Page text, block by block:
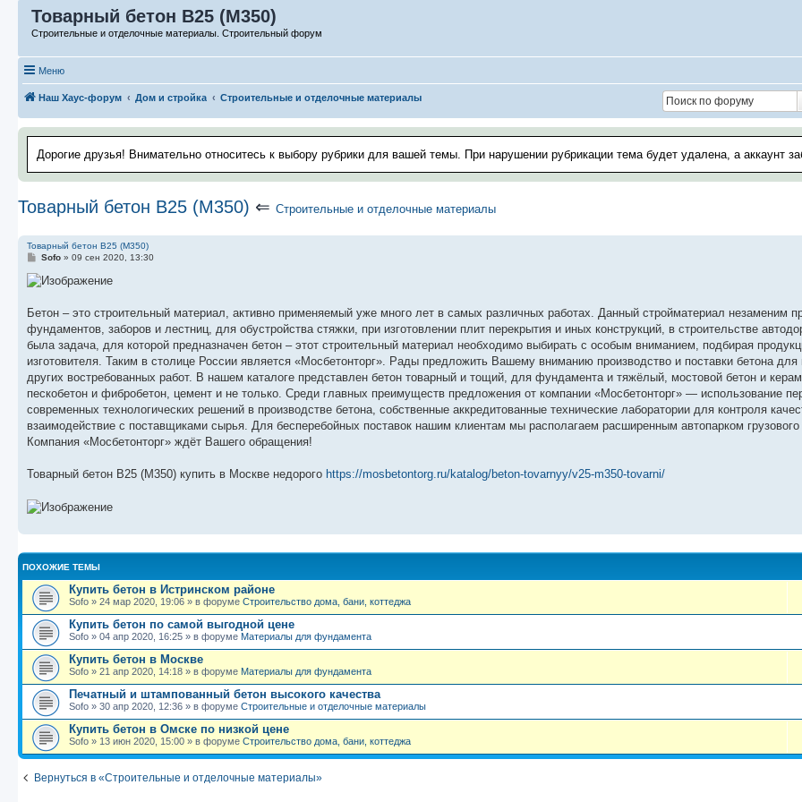
Товарный бетон В25 (М350)
Строительные и отделочные материалы. Строительный форум
Меню
Наш Хаус-форум Дом и стройка Строительные и отделочные материалы
Дорогие друзья! Внимательно относитесь к выбору рубрики для вашей темы. При нарушении рубрикации тема будет удалена, а аккаунт
Товарный бетон В25 (М350) ⇐ Строительные и отделочные материалы
Товарный бетон В25 (М350)
С
о
б
е
и
е
Sofo» 09 сен 2020, 13:30
Бетон – это строительный материал, активно применяемый уже много лет в самых различных работах. Данный стройматериал незаменим
фундаментов, заборов и лестниц, для обустройства стяжки, при изготовлении плит перекрытия и иных конструкций, в строительстве
была задача, для которой предназначен бетон – этот строительный материал необходимо выбирать с особым вниманием, подбирая
изготовителя. Таким в столице России является «Мосбетонторг». Рады предложить Вашему вниманию производство и поставки бетона для
других востребованных работ. В нашем каталоге представлен бетон товарный и тощий, для фундамента и тяжёлый, мостовой бетон и
пескобетон и фибробетон, цемент и не только. Среди главных преимуществ предложения от компании «Мосбетонторг» — использование
современных технологических решений в производстве бетона, собственные аккредитованные технические лаборатории для контроля
взаимодействие с поставщиками сырья. Для бесперебойных поставок нашим клиентам мы располагаем расширенным автопарком грузового
Компания «Мосбетонторг» ждёт Вашего обращения!
Товарный бетон В25 (М350) купить в Москве недорого https://mosbetontorg.ru/katalog/beton-tovarnyy/v25-m350-tovarni/
ПОХОЖИЕ ТЕМЫ
Купить бетон в Истринском районе
Sofo » 24 мар 2020, 19:06 » в форуме Строительство дома, бани, коттеджа
Купить бетон по самой выгодной цене
Sofo » 04 апр 2020, 16:25 » в форуме Материалы для фундамента
Купить бетон в Москве
Sofo » 21 апр 2020, 14:18 » в форуме Материалы для фундамента
Печатный и штампованный бетон высокого качества
Sofo » 30 апр 2020, 12:36 » в форуме Строительные и отделочные материалы
Купить бетон в Омске по низкой цене
Sofo » 13 июн 2020, 15:00 » в форуме Строительство дома, бани, коттеджа
Вернуться в «Строительные и отделочные материалы»